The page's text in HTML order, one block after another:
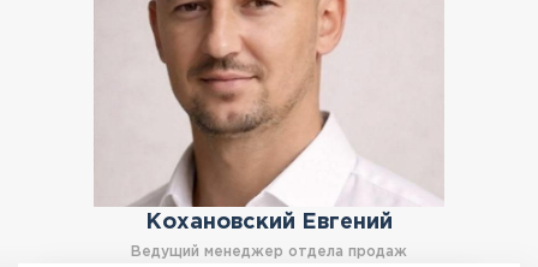
Кохановский Евгений
Ведущий менеджер отдела продаж